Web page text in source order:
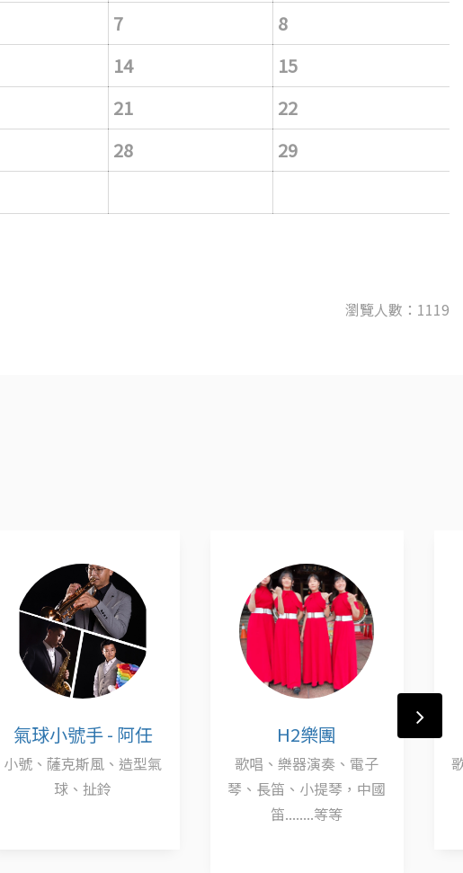
7
8
14
15
21
22
28
29
瀏覽人數：1119
氣球小號手 - 阿任
小號、薩克斯風、造型氣
球、扯鈴
H2樂團
歌唱、樂器演奏、電子
琴、長笛、小提琴，中國
笛........等等